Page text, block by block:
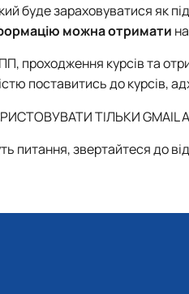
буде зараховуватися як
можна отримати на
проходження курсів та
поставитись до курсів,
ТІЛЬКИ
питання, звертайтеся до